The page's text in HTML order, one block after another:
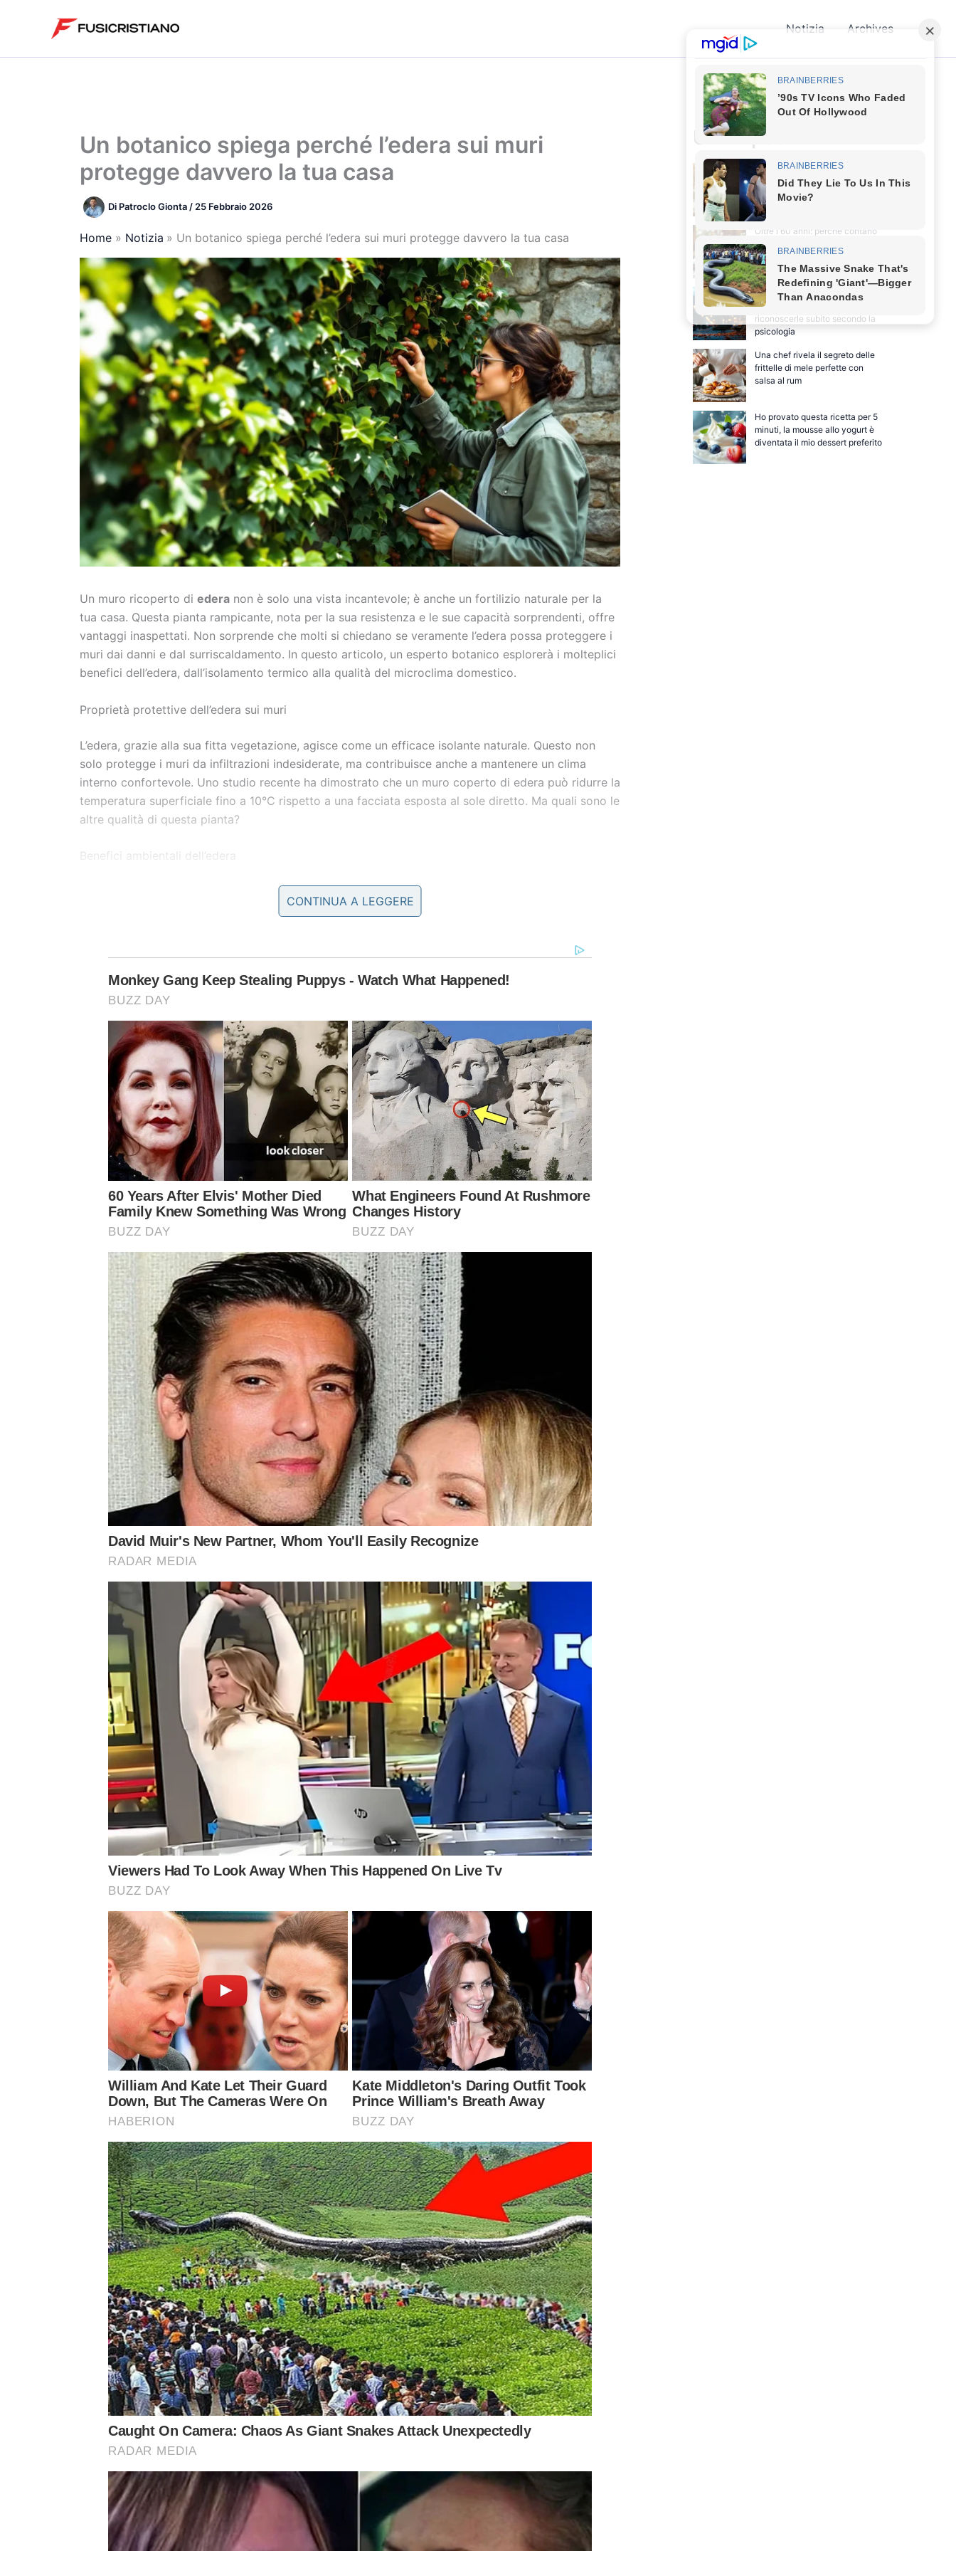
Notizia Archives
Un botanico spiega perché l’edera sui muri
protegge davvero la tua casa
Di Patroclo Gionta / 25 Febbraio 2026
Home Notizia Un botanico spiega perché l’edera sui muri protegge davvero la tua casa
Un muro ricoperto di edera non è solo una vista incantevole; è anche un fortilizio naturale per la
tua casa. Questa pianta rampicante, nota per la sua resistenza e le sue capacità sorprendenti, offre
vantaggi inaspettati. Non sorprende che molti si chiedano se veramente l’edera possa proteggere i
muri dai danni e dal surriscaldamento. In questo articolo, un esperto botanico esplorerà i molteplici
benefici dell’edera, dall’isolamento termico alla qualità del microclima domestico.
Proprietà protettive dell’edera sui muri
L’edera, grazie alla sua fitta vegetazione, agisce come un efficace isolante naturale. Questo non
solo protegge i muri da infiltrazioni indesiderate, ma contribuisce anche a mantenere un clima
interno confortevole. Uno studio recente ha dimostrato che un muro coperto di edera può ridurre la
temperatura superficiale fino a 10°C rispetto a una facciata esposta al sole diretto. Ma quali sono le
altre qualità di questa pianta?
Benefici ambientali dell’edera
L’edera non è solo decorativa; è anche una risorsa ecologica fondamentale. Questa pianta offre
rifugio a uccelli e insetti, creando un microhabitat ricco di biodiversità. Le sue bacche, che
➤ Né burro né olio, questo segreto rende la torta di mele incredibilmente morbida
Una nonna rivela il segreto per una torta di mele rustica sempre morbida
➤Perché la torta al cioccolato di Massari è così soffice anche senza uova
➤Un giardiniere rivela quale rifiuto di cartone protegge le piante dal gelo
Inoltre, l’edera contribuisce a migliorare la qualità dell’aria assorbendo polveri sottili e attenuando
l’effetto isola di calore urbano. Negli spazi pubblici, la sua presenza aumenta il verde urbano e
migliora l’estetica delle aree frequentemente trascurate.
Quando è consigliabile piantare l’edera?
Prima di piantare l’edera, è cruciale valutare le caratteristiche del muro. Non tutti i muri sono adatti
a questa pianta. Ecco alcuni punti importanti da considerare:
➤Non è strano né malato, ecco perché i gatti fissano il vuoto continuamente
➤Né corsa né cyclette, gli esperti rivelano perché il solo cardio riduce la massa muscolare
➤Né forno né lievito, questi quadrotti ricotta e limone si fanno in una ciotola
Un esperto di comunicazione rivela i comportamenti che ti smascherano alle feste
➤Una psicologa rivela le 5 frasi che le persone intelligenti usano coi curiosi
Controllo dei danni:prima di piantare, assicurati che il muro sia in buone condizioni. Pietre
allentate o giunture rovinate possono favorire l’infiltrazione dell’umidità.
Scelta della facciata:
il muro dovrebbe avere una superficie irregolare per garantire una buona
adesione dei viticci. Una tonalità scura aiuta l’edera ad arrampicarsi più efficacemente.
Pota regolarmente: l’edera cresce rapidamente e richiede potature frequenti per evitare che si
arrampichi su tetti o finestre.
Gestione e rimozione dell’edera
La rimozione dell’edera da un muro non è un compito semplice. È fondamentale strappare i
germogli dal basso verso l’alto per evitare danni. Potrebbero rimanere tracce di radici, che possono
essere pulite con spazzole metalliche o un’idropulitrice.
Se vivi in un appartamento in affitto, è importante ottenere il permesso del proprietario prima di
piantare l’edera, poiché i danni possono essere costosi da riparare.
Conclusione: l’edera, un alleato per la tua casa e l’ambiente
In sintesi, l’edera rampicante non è soltanto bella; è un vero e proprio alleato naturale per la casa.
Con il giusto mantenimento e attenzione, può trasformare i tuoi muri in un’efficace barriera contro il
caldo e l’umidità, contribuendo nel contempo al benessere ambientale. In un’epoca in cui il verde
urbano è più importante che mai, imparare a gestire questa pianta può fare la differenza per la
nostra casa e il pianeta.
➤Ho osservato mia figlia per mesi, ama i bambini ma odia fare la madre
➤Ho provato questa ricetta per 5 minuti, la mousse allo yogurt è diventata il mio dessert
preferito
➤Perché non riesci a stare in equilibrio per 10 secondi dopo i 60 anni
➤Una pasticcera rivela il tiramisù senza uova crude che conquista tutti
➤Perché asciugare i panni in lavatrice senza asciugatrice ti fa risparmiare 200 euro
CONTINUA A LEGGERE
Ultimi post
Una psicologa rivela le 5 frasi
che le persone intelligenti
usano coi curiosi
Oltre i 60 anni: perché contano
meno gli amici e molto di più
queste piccole cose spesso
trascurate
Le frasi più comuni delle
persone infelici: come
riconoscerle subito secondo la
psicologia
Una chef rivela il segreto delle
frittelle di mele perfette con
salsa al rum
Ho provato questa ricetta per 5
minuti, la mousse allo yogurt è
diventata il mio dessert preferito